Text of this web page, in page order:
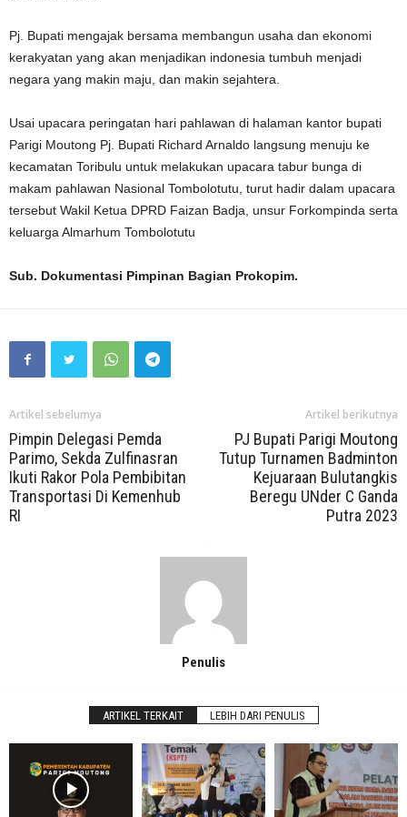
Pj. Bupati mengajak bersama membangun usaha dan ekonomi
kerakyatan yang akan menjadikan indonesia tumbuh menjadi
negara yang makin maju, dan makin sejahtera.
Usai upacara peringatan hari pahlawan di halaman kantor bupati
Parigi Moutong Pj. Bupati Richard Arnaldo langsung menuju ke
kecamatan Toribulu untuk melakukan upacara tabur bunga di
makam pahlawan Nasional Tombolotutu, turut hadir dalam upacara
tersebut Wakil Ketua DPRD Faizan Badja, unsur Forkompinda serta
keluarga Almarhum Tombolotutu
Sub. Dokumentasi Pimpinan Bagian Prokopim.
Artikel sebelumya
Pimpin Delegasi Pemda
Parimo, Sekda Zulfinasran
Ikuti Rakor Pola Pembibitan
Transportasi Di Kemenhub
RI
Artikel berikutnya
PJ Bupati Parigi Moutong
Tutup Turnamen Badminton
Kejuaraan Bulutangkis
Beregu UNder C Ganda
Putra 2023
Penulis
ARTIKEL TERKAIT LEBIH DARI PENULIS